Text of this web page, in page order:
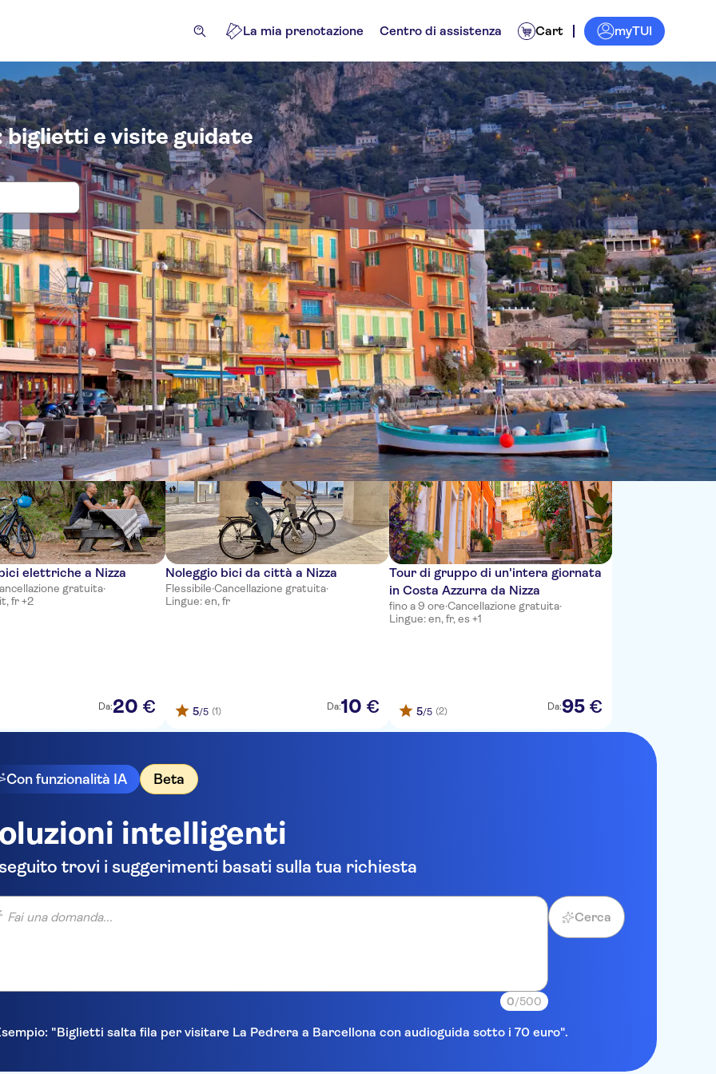
La mia prenotazione Centro di assistenza Cart myTUI
e visite guidate
d'ingresso e tour per Day trips to Villefranche-sur-Mer
Attrazioni e tour guidati Escursioni e tour in giornata Trasferimenti
Sort by:
elettriche a Nizza
gratuita·
fr +2
Da:20 €
Noleggio bici da città a Nizza
Flessibile·Cancellazione gratuita·
Lingue: en, fr
5/5 (1) Da:10 €
Tour di gruppo di un'intera giornata
in Costa Azzurra da Nizza
fino a 9 ore·Cancellazione gratuita·
Lingue: en, fr, es +1
5/5 (2) Da:95 €
Con funzionalità IA Beta
intelligenti
trovi i suggerimenti basati sulla tua richiesta
domanda...
0/500
Cerca
"Biglietti salta fila per visitare La Pedrera a Barcellona con audioguida sotto i 70 euro".